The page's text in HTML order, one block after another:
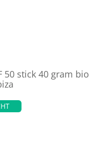
50 stick 40 gram bio